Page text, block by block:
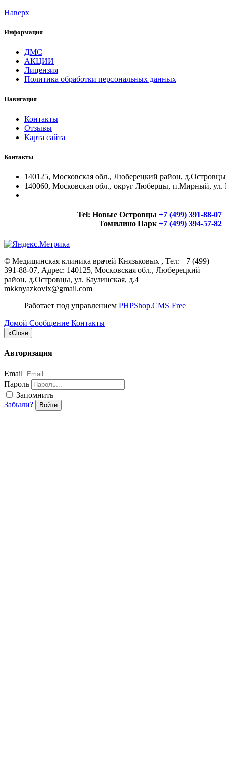
Наверх
Информация
ДМС
АКЦИИ
Лицензия
Политика обработки персональных данных
Навигация
Контакты
Отзывы
Карта сайта
Контакты
140125, Московская обл., Люберецкий район,
140060, Московская обл., округ Люберцы, п.Мирный, ул.
Tel: Новые Островцы +7 (499) 391-88-07
Томилино Парк +7 (499) 394-57-82
© Медицинская клиника врачей Князьковых , Тел: +7 (499)
391-88-07, Адрес: 140125, Московская обл., Люберецкий
район, д.Островцы, ул. Баулинская, д.4
mkknyazkovix@gmail.com
Работает под управлением PHPShop.CMS Free
Домой Сообщение Контакты
xClose
Авторизация
Email
Пароль
Запомнить
Забыли?
Войти